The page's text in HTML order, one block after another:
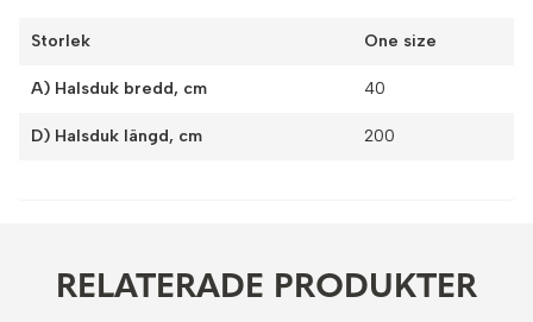
Storlek One size
A) Halsduk bredd, cm 40
D) Halsduk längd, cm 200
RELATERADE PRODUKTER